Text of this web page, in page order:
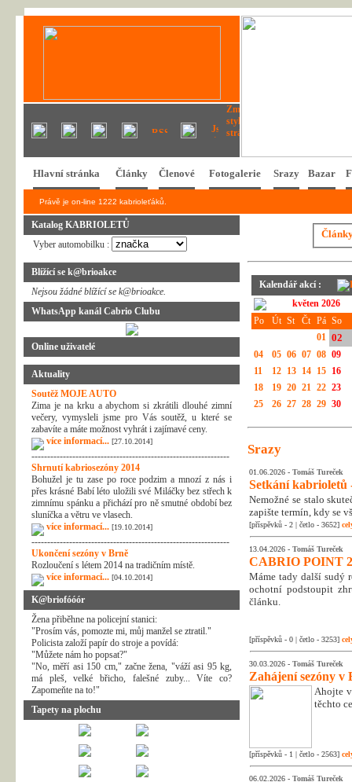
Hlavní stránka Články Členové Fotogalerie Srazy Bazar
Právě je on-line 1222 kabrioleťáků.
Katalog KABRIOLETŮ
Vyber automobilku :
Blížící se k@brioakce
Nejsou žádné blížící se k@brioakce.
WhatsApp kanál Cabrio Clubu
Online uživatelé
Aktuality
Soutěž MOJE AUTO
Zima je na krku a abychom si zkrátili dlouhé zimní
večery, vymysleli jsme pro Vás soutěž, u které se
zabavíte a máte možnost vyhrát i zajímavé ceny.
více informací... [27.10.2014]
---------------------------------------------------------------
Shrnutí kabriosezóny 2014
Bohužel je tu zase po roce podzim a mnozí z nás i
přes krásné Babí léto uložili své Miláčky bez střech k
zimnímu spánku a přichází pro ně smutné období bez
sluníčka a větru ve vlasech.
více informací... [19.10.2014]
---------------------------------------------------------------
Ukončení sezóny v Brně
Rozloučení s létem 2014 na tradičním místě.
více informací... [04.10.2014]
K@briofóóór
Žena přiběhne na policejní stanici:
"Prosím vás, pomozte mi, můj manžel se ztratil."
Policista založí papír do stroje a povídá:
"Můžete nám ho popsat?"
"No, měří asi 150 cm," začne žena, "váží asi 95 kg,
má pleš, velké břicho, falešné zuby... Víte co?
Zapomeňte na to!"
Tapety na plochu
Kalendář akcí :
květen 2026
Po
Út St Čt Pá So
01 02
04 05 06 07 08 09
11
12 13 14 15 16
18
19 20 21 22 23
25
26 27 28 29 30
Srazy
01.06.2026 - Tomáš Tureček
Setkání kabrioletů
Nemožné se stalo
zapište termín, kdy se
[příspěvků - 2 | četlo - 3652]
13.04.2026 - Tomáš Tureček
CABRIO POINT
Máme tady další sudý
ochotní podstoupit
článku.
[příspěvků - 0 | četlo - 3253]
30.03.2026 - Tomáš Tureček
Zahájení sezóny v
Ahojte
těchto
[příspěvků - 1 | četlo - 2563]
06.02.2026 - Tomáš Tureček